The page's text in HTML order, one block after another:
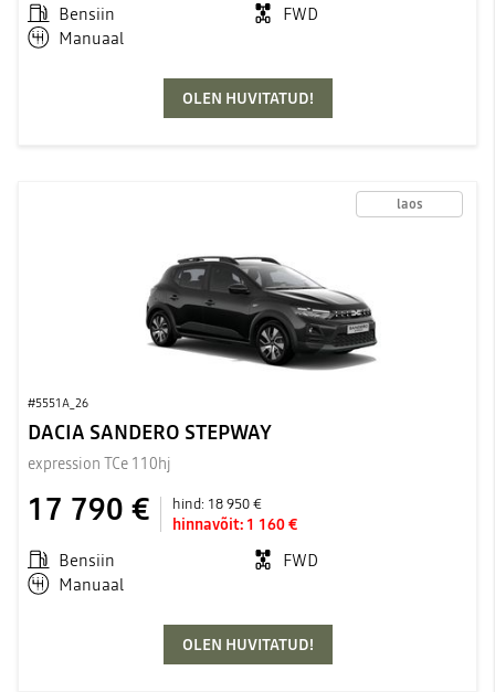
Bensiin
FWD
Manuaal
OLEN HUVITATUD!
laos
#5551A_26
DACIA SANDERO STEPWAY
expression TCe 110hj
17 790 € hind: 18 950 €
hinnavõit: 1 160 €
Bensiin
FWD
Manuaal
OLEN HUVITATUD!